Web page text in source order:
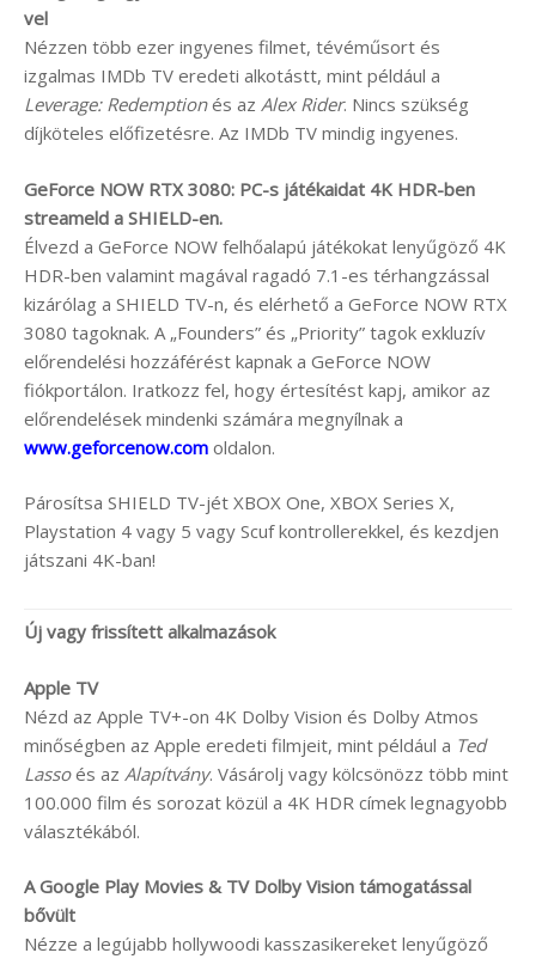
vel
Nézzen több ezer ingyenes filmet, tévéműsort és
izgalmas IMDb TV eredeti alkotástt, mint például a
Leverage: Redemptionés az Alex Rider. Nincs szükség
díjköteles előfizetésre. Az IMDb TV mindig ingyenes.
GeForce NOW RTX 3080: PC-s játékaidat 4K HDR-ben
streameld a SHIELD-en.
Élvezd a GeForce NOW felhőalapú játékokat lenyűgöző 4K
HDR-ben valamint magával ragadó 7.1-es térhangzással
kizárólag a SHIELD TV-n, és elérhető a GeForce NOW RTX
3080 tagoknak. A „Founders” és „Priority” tagok exkluzív
előrendelési hozzáférést kapnak a GeForce NOW
fiókportálon. Iratkozz fel, hogy értesítést kapj, amikor az
előrendelések mindenki számára megnyílnak a
www.geforcenow.com oldalon.
Párosítsa SHIELD TV-jét XBOX One, XBOX Series X,
Playstation 4 vagy 5 vagy Scuf kontrollerekkel, és kezdjen
játszani 4K-ban!
Új vagy frissített alkalmazások
Apple TV
Nézd az Apple TV+-on 4K Dolby Vision és Dolby Atmos
minőségben az Apple eredeti filmjeit, mint például a Ted
Lassoés az Alapítvány. Vásárolj vagy kölcsönözz több mint
100.000 film és sorozat közül a 4K HDR címek legnagyobb
választékából.
A Google Play Movies & TV Dolby Vision támogatással
bővült
Nézze a legújabb hollywoodi kasszasikereket lenyűgöző